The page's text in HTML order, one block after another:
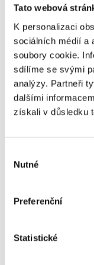
Tato webová
K personalizaci
sociálních médií a
soubory cookie.
sdílíme se svými
analýzy. Partneři
dalšími
získali v důsledku
souhlasu
Nutné
Preferenční
Statistické
8. 6. 2026
FIT ČVUT
startupem